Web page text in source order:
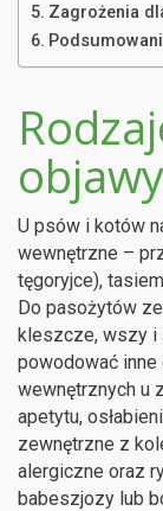
Zagrożenia
U psów i kotów
wewnętrzne –
tęgoryjce),
Do pasożytów
kleszcze, wszy i
powodować
wewnętrznych u
apetytu,
zewnętrzne z
alergiczne oraz
babeszjozy lub